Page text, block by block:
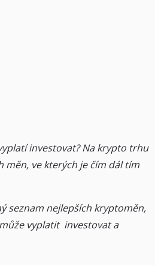
investovat?Na krypto trhu
měn, ve kterých je čím dál tím
seznam nejlepších kryptoměn,
vyplatit investovat a